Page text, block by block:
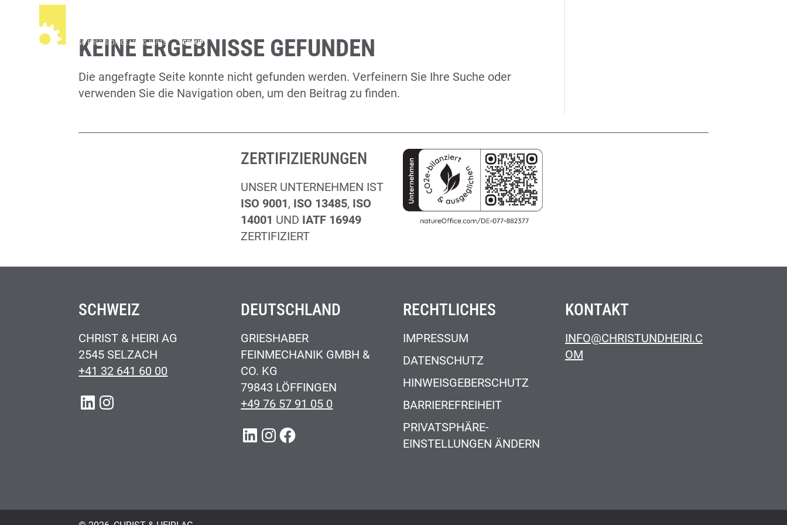
KEINE ERGEBNISSE GEFUNDEN
Die angefragte Seite konnte nicht gefunden werden. Verfeinern Sie Ihre Suche oder
verwenden Sie die Navigation oben, um den Beitrag zu finden.
ZERTIFIZIERUNGEN
UNSER UNTERNEHMEN IST
ISO 9001, ISO 13485, ISO
14001 UND IATF 16949
ZERTIFIZIERT
SCHWEIZ
CHRIST & HEIRI AG
2545 SELZACH
+41 32 641 60 00
LINKEDIN
INSTAGRAM
DEUTSCHLAND
GRIESHABER
FEINMECHANIK GMBH &
CO. KG
79843 LÖFFINGEN
+49 76 57 91 05 0
LINKEDIN
INSTAGRAM
FACEBOOK
RECHTLICHES
IMPRESSUM
DATENSCHUTZ
HINWEISGEBERSCHUTZ
BARRIEREFREIHEIT
PRIVATSPHÄRE-
EINSTELLUNGEN ÄNDERN
KONTAKT
INFO@CHRISTUNDHEIRI.C
OM